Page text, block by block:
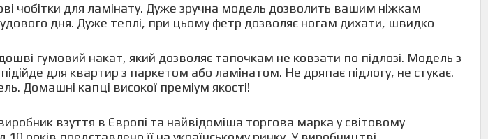
чобітки для ламінату. Дуже зручна модель дозволить вашим ніжкам
дня. Дуже теплі, при цьому фетр дозволяє ногам дихати, швидко
гумовий накат, який дозволяє тапочкам не ковзати по підлозі. Модель з
для квартир з паркетом або ламінатом. Не дряпає підлогу, не стукає.
Домашні капці високої преміум якості!
взуття в Європі та найвідоміша торгова марка у світовому